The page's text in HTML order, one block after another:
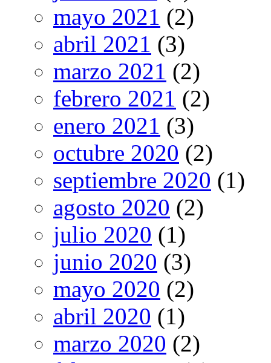
mayo 2021 (2)
abril 2021 (3)
marzo 2021 (2)
febrero 2021 (2)
enero 2021 (3)
octubre 2020 (2)
septiembre 2020 (1)
agosto 2020 (2)
julio 2020 (1)
junio 2020 (3)
mayo 2020 (2)
abril 2020 (1)
marzo 2020 (2)